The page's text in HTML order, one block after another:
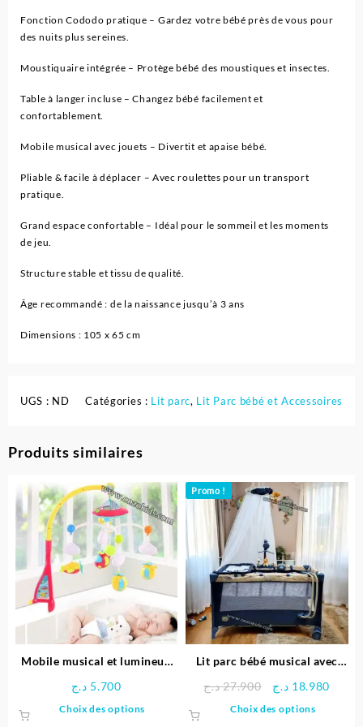
Fonction Cododo pratique – Gardez votre bébé près de vous pour
des nuits plus sereines.
Moustiquaire intégrée – Protège bébé des moustiques et insectes.
Table à langer incluse – Changez bébé facilement et
confortablement.
Mobile musical avec jouets – Divertit et apaise bébé.
Pliable & facile à déplacer – Avec roulettes pour un transport
pratique.
Grand espace confortable – Idéal pour le sommeil et les moments
de jeu.
Structure stable et tissu de qualité.
Âge recommandé : de la naissance jusqu’à 3 ans
Dimensions : 105 x 65 cm
UGS : ND Catégories : Lit parc, Lit Parc bébé et Accessoires
Produits similaires
Mobile musical et lumineux
5.700 د.ج
Choix des options
Promo !
Lit parc bébé musical avec
27.900 د.ج
Le
18.980 د.ج
Choix des options